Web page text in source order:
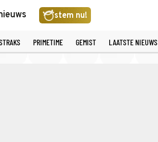
stem nu!
PRIMETIME GEMIST LAATSTE NIEUWS